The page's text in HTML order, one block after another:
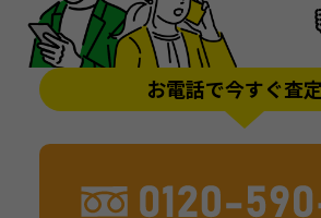
お電話で今すぐ査定